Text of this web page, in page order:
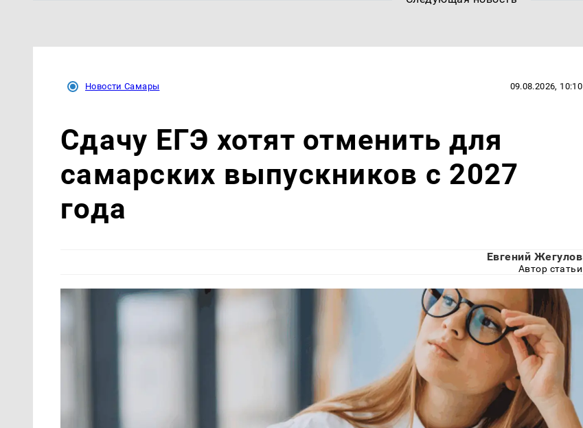
Новости Самары 09.08.2026, 10:10
Сдачу ЕГЭ хотят отменить для
самарских выпускников с 2027
года
Евгений Жегулов
Автор статьи